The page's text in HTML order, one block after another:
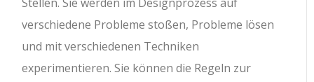
verschiedene Probleme stoßen, Probleme lösen
und mit verschiedenen Techniken
experimentieren. Sie können die Regeln zur